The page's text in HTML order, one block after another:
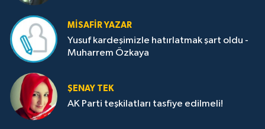
MISAFIR YAZAR
Yusuf kardeşimizle hatırlatmak şart oldu -
Muharrem Özkaya
ŞENAY TEK
AK Parti teşkilatları tasfiye edilmeli!